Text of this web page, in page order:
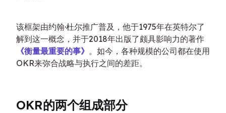
该框架由约翰·杜尔推广普及，他于1975年在英特尔了
解到这一概念，并于2018年出版了颇具影响力的著作
《衡量最重要的事》 。如今，各种规模的公司都在使用
OKR来弥合战略与执行之间的差距。
OKR的两个组成部分